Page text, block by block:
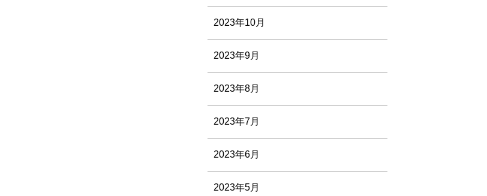
2023年10月
2023年9月
2023年8月
2023年7月
2023年6月
2023年5月